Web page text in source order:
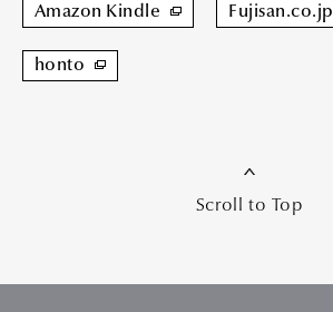
Amazon Kindle Fujisan.co.jp
honto
Scroll to Top